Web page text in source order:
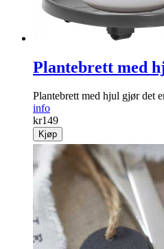
Plantebrett med
Plantebrett med hjul gjør det
info
kr149
Kjøp